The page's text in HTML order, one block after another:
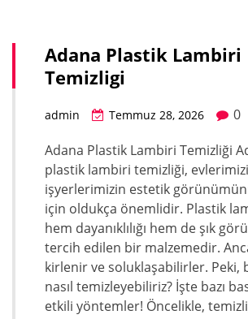
Adana Plastik Lambiri
Temizligi
admin Temmuz 28, 2026
0
Adana Plastik Lambiri Temizliği
plastik lambiri temizliği,
işyerlerimizin estetik
için oldukça önemlidir. Plastik
hem dayanıklılığı hem de şık
tercih edilen bir malzemedir.
kirlenir ve soluklaşabilirler. Peki,
nasıl temizleyebiliriz? İşte bazı
etkili yöntemler! Öncelikle,